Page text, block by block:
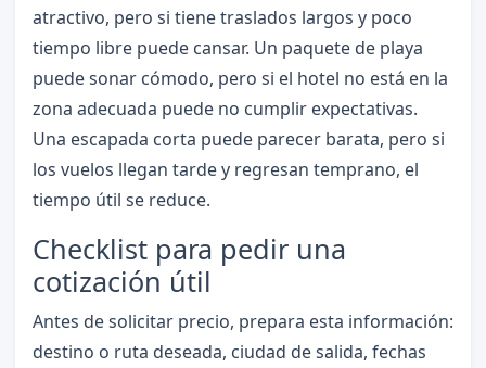
atractivo, pero si tiene traslados largos y poco
tiempo libre puede cansar. Un paquete de playa
puede sonar cómodo, pero si el hotel no está en la
zona adecuada puede no cumplir expectativas.
Una escapada corta puede parecer barata, pero si
los vuelos llegan tarde y regresan temprano, el
tiempo útil se reduce.
Checklist para pedir una
cotización útil
Antes de solicitar precio, prepara esta información:
destino o ruta deseada, ciudad de salida, fechas